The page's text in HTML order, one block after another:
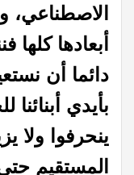
الاصطناعي،
أبعادها كلها
دائما أن
بأيدي
ينحرفوا ولا
المستقيم حتى